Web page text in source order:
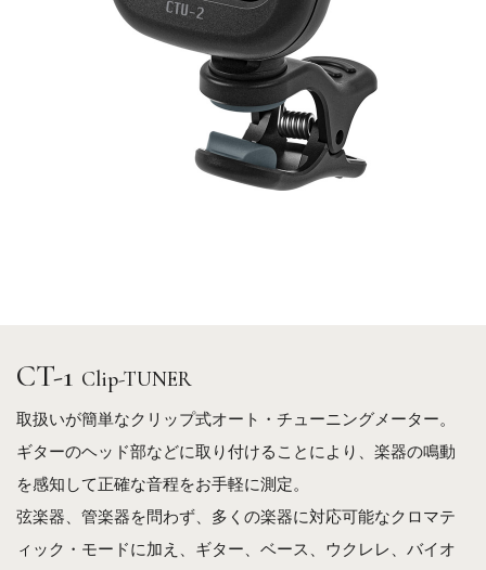
CT-1 Clip-TUNER
取扱いが簡単なクリップ式オート・チューニングメーター。
ギターのヘッド部などに取り付けることにより、楽器の鳴動
を感知して正確な音程をお手軽に測定。
弦楽器、管楽器を問わず、多くの楽器に対応可能なクロマテ
ィック・モードに加え、ギター、ベース、ウクレレ、バイオ